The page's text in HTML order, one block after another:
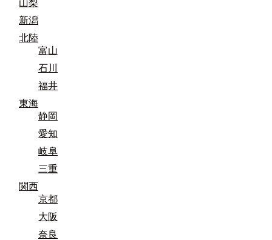
山梨
新潟
北陸
富山
石川
福井
東海
静岡
愛知
岐阜
三重
関西
京都
大阪
奈良